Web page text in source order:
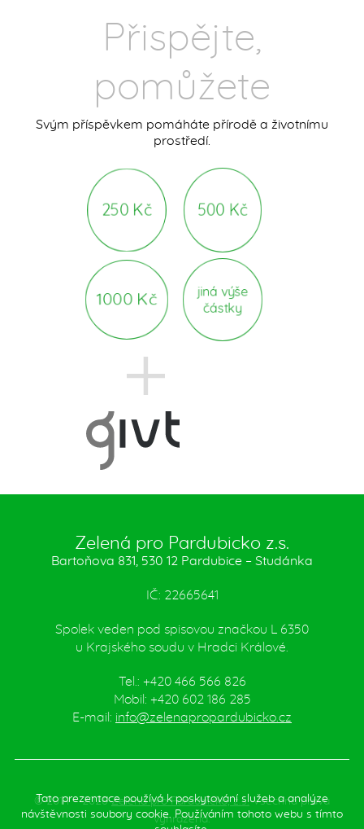
Přispějte,
pomůžete
Svým příspěvkem pomáháte přírodě a životnímu
prostředí.
250 Kč 500 Kč
1000 Kč
jiná výše
částky
Zelená pro Pardubicko z.s.
Bartoňova 831, 530 12 Pardubice – Studánka
IČ: 22665641
Spolek veden pod spisovou značkou L 6350
u Krajského soudu v Hradci Králové.
Tel.: +420 466 566 826
Mobil: +420 602 186 285
E-mail: info@zelenapropardubicko.cz
© 2014 – 2026Zelená pro Pardubicko, z.s.Všechna práva
vyhrazena.
Tato prezentace používá k poskytování služeb a analýze
návštěvnosti soubory cookie. Používáním tohoto webu s tímto